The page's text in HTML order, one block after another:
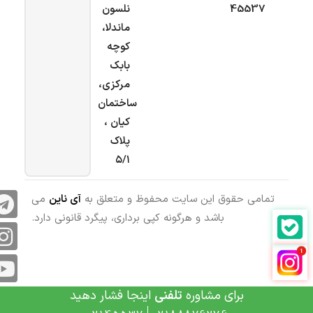
45537
نلسون
ماندلا،
کوچه
بابک
مرکزی،
ساختمان
کیان ،
پلاک
۵/۱
تمامی حقوق این سایت محفوظ و متعلق به آی ناین می
باشد و هرگونه کپی برداری، پیگرد قانونی دارد.
برای مشاوره تلفنی اینجا فشار دهید